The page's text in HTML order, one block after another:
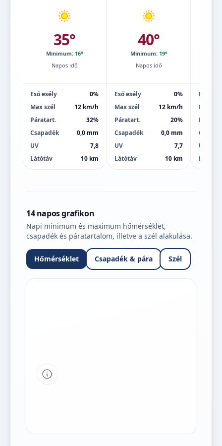
35°
Minimum: 16°
Napos idő
Eső esély
0%
Max szél
12 km/h
Páratart.
32%
Csapadék
0,0 mm
UV
7,8
Látótáv
10 km
40°
Minimum: 19°
Napos idő
Eső esély
0%
Max szél
12 km/h
Páratart.
20%
Csapadék
0,0 mm
UV
7,7
Látótáv
10 km
Eső
Max
UV
Látótáv
14 napos grafikon
Napi minimum és maximum hőmérséklet,
csapadék és páratartalom, illetve a szél alakulása.
Hőmérséklet Csapadék & pára Szél
Tipp a grafikon jelmagyarázatához